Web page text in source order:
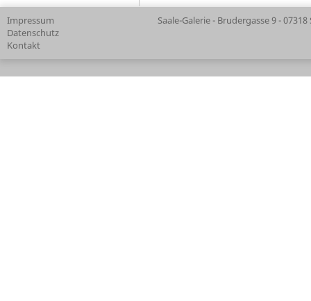
Impressum
Datenschutz
Kontakt
Saale-Galerie - Brudergasse 9 -